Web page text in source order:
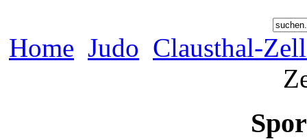
Home Judo Clausthal-